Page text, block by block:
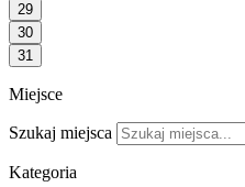
29
30
31
Miejsce
Szukaj miejsca
Kategoria